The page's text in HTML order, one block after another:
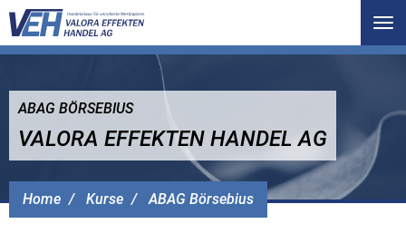
Home Kurse ABAG Börsebius
ABAG BÖRSEBIUS
VALORA EFFEKTEN HANDEL AG